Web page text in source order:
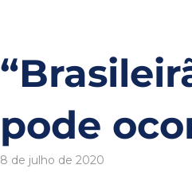
pode
8 de julho de 2020